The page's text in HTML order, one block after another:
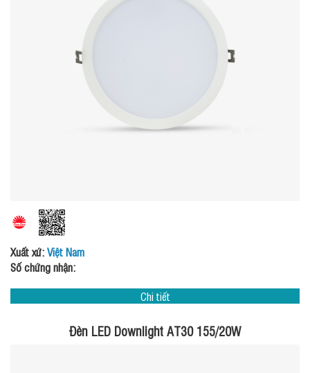
Xuất xứ:Việt Nam
Số chứng nhận:
Chi tiết
Đèn LED Downlight AT30 155/20W